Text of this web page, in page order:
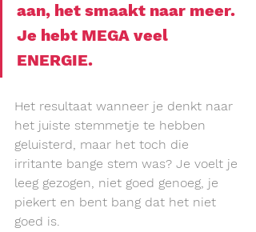
aan, het smaakt naar meer.
Je hebt MEGA veel
ENERGIE.
Het resultaat wanneer je denkt naar
het juiste stemmetje te hebben
geluisterd, maar het toch die
irritante bange stem was? Je voelt je
leeg gezogen, niet goed genoeg, je
piekert en bent bang dat het niet
goed is.